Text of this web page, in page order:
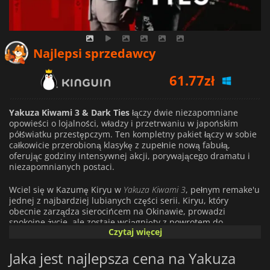
Najlepsi sprzedawcy
63.35zł
155.67zł
Yakuza Kiwami 3 & Dark Ties łączy dwie niezapomniane
opowieści o lojalności, władzy i przetrwaniu w japońskim
półświatku przestępczym. Ten kompletny pakiet łączy w sobie
całkowicie przerobioną klasykę z zupełnie nową fabułą,
oferując godziny intensywnej akcji, porywającego dramatu i
niezapomnianych postaci.
Wciel się w Kazumę Kiryu w Yakuza Kiwami 3, pełnym remake'u
jednej z najbardziej lubianych części serii. Kiryu, który
obecnie zarządza sierocińcem na Okinawie, prowadzi
spokojne życie, ale zostaje wciągnięty z powrotem do
niebezpiecznego świata przestępczego Tokio. Dzięki dwóm
opartemu na broni stylowi Ryukyu, gracze będą mogli
doświadczyć emocjonujących walk w oszałamiająco
Czytaj więcej
Jaka jest najlepsza cena na Yakuza